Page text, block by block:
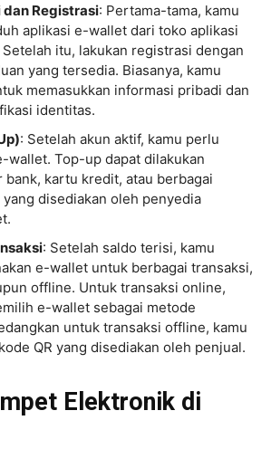
dan Registrasi: Pertama-tama, kamu
aplikasi e-wallet dari toko aplikasi
itu, lakukan registrasi dengan
yang tersedia. Biasanya, kamu
memasukkan informasi pribadi dan
identitas.
: Setelah akun aktif, kamu perlu
wallet. Top-up dapat dilakukan
bank, kartu kredit, atau berbagai
disediakan oleh penyedia
: Setelah saldo terisi, kamu
e-wallet untuk berbagai transaksi,
offline. Untuk transaksi online,
e-wallet sebagai metode
untuk transaksi offline, kamu
QR yang disediakan oleh penjual.
Elektronik di